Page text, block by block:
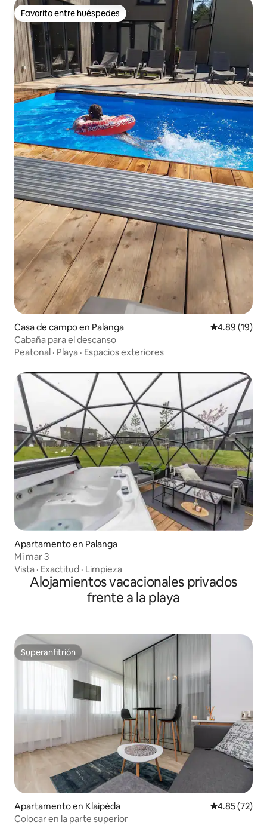
Favorito entre huéspedes
Favorito entre huéspedes
Casa de campo en Palanga Calificación
4.89 (19)
Cabaña para el descanso
Peatonal · Playa · Espacios exteriores
Apartamento en Palanga
Mi mar 3
Vista · Exactitud · Limpieza
Alojamientos vacacionales privados
frente a la playa
Superanfitrión
Superanfitrión
Apartamento en Klaipėda Calificación
4.85 (72)
Colocar en la parte superior